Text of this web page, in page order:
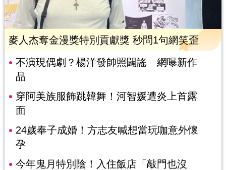
麥人杰奪金漫獎特別貢獻獎 秒問1句網笑歪
不演現偶劇？楊洋發帥照闢謠 網曝新作
品
穿阿美族服飾跳韓舞！河智媛遭炎上首露
面
24歲奉子成婚！方志友喊想當玩咖意外懷
孕
今年鬼月特別陰！入住飯店「敲門也沒